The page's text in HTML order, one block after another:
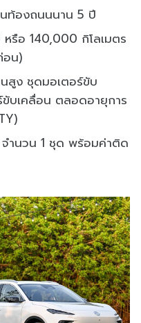
ท้องถนนนาน 5 ปี
รือ 140,000 กิโลเมตร
อน)
สูง ชุดมอเตอร์ขับ
บเคลื่อน ตลอดอายุการ
จำนวน 1 ชุด พร้อมค่าติด